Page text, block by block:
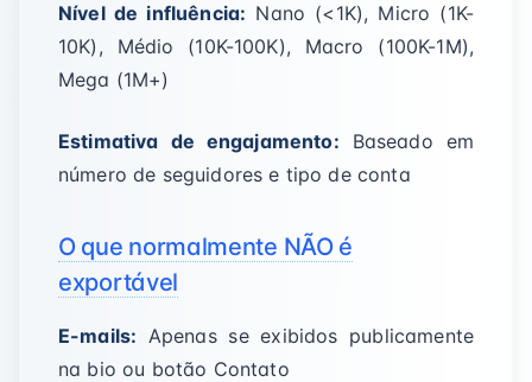
Nível de influência: Nano (<1K), Micro (1K-
10K), Médio (10K-100K), Macro (100K-1M),
Mega (1M+)
Estimativa de engajamento: Baseado em
número de seguidores e tipo de conta
O que normalmente NÃO é
exportável
E-mails: Apenas se exibidos publicamente
na bio ou botão Contato